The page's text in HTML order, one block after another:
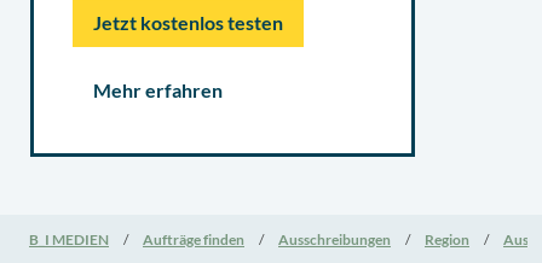
Jetzt kostenlos testen
Mehr erfahren
B_I MEDIEN Aufträge finden Ausschreibungen Region